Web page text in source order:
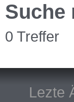
Suche
0 Treffer
Lezte